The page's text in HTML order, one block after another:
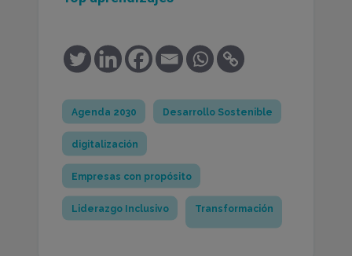
Agenda 2030 Desarrollo Sostenible
digitalización
Empresas con propósito
Liderazgo Inclusivo Transformación